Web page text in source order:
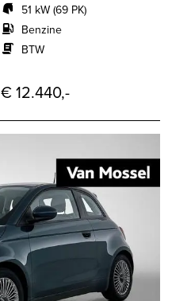
51 kW (69 PK)
Benzine
BTW
€ 12.440,-